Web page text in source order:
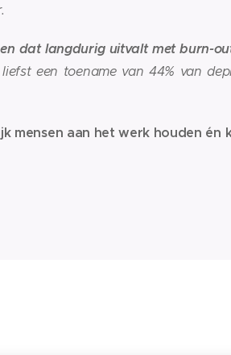
dat langdurig uitvalt met burn-
een toename van 44% van
mensen aan het werk houden én